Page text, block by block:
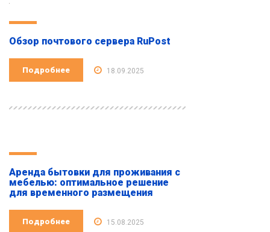
Обзор почтового сервера RuPost
Подробнее 18.09.2025
Аренда бытовки для проживания с
мебелью: оптимальное решение
для временного размещения
Подробнее 15.08.2025